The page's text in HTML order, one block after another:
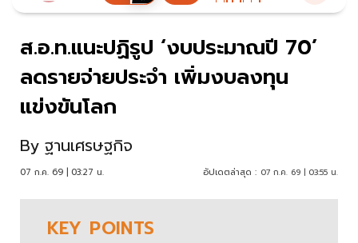
ส.อ.ท.แนะปฏิรูป ‘งบประมาณปี 70’
ลดรายจ่ายประจำ เพิ่มงบลงทุน
แข่งขันโลก
By ฐานเศรษฐกิจ
07 ก.ค. 69 | 03:27 น. อัปเดตล่าสุด : 07 ก.ค. 69 | 03:55 น.
KEY POINTS